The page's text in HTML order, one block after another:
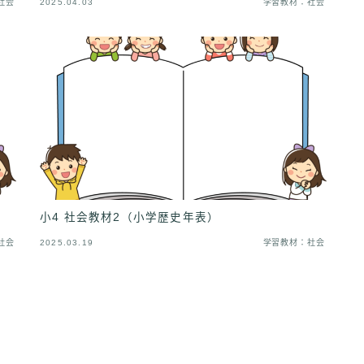
会 2025.04.03 学習教材：社会
会
小4 社会教材2（小学歴史年表）
2025.03.19 学習教材：社会